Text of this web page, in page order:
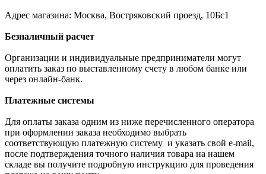
Адрес магазина: Москва, Востряковский проезд, 10Бс1
Безналичный расчет
Организации и индивидуальные предприниматели могут
оплатить заказ по выставленному счету в любом банке или
через онлайн-банк.
Платежные системы
Для оплаты заказа одним из ниже перечисленного оператора
при оформлении заказа необходимо выбрать
соответствующую платежную систему и указать свой e-mail,
после подтверждения точного наличия товара на нашем
складе вы получите подробную инструкцию для проведения